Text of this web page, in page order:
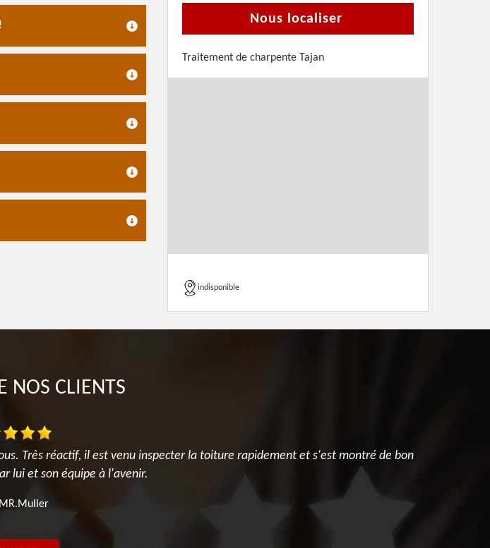
Nous localiser
Traitement de charpente Tajan
indisponible
NOS CLIENTS
Très réactif, il est venu inspecter la toiture rapidement et s'est montré de bon
lui et son équipe à l'avenir.